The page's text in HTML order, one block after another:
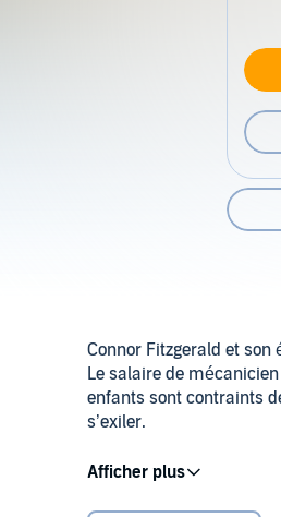
Connor Fitzgerald et
Le salaire de
enfants sont contraints
s’exiler.
C’est ainsi que
Désemparée, loin de